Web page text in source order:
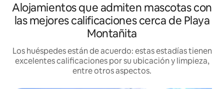
Alojamientos que admiten mascotas con
las mejores calificaciones cerca de Playa
Montañita
Los huéspedes están de acuerdo: estas estadías tienen
excelentes calificaciones por su ubicación y limpieza,
entre otros aspectos.